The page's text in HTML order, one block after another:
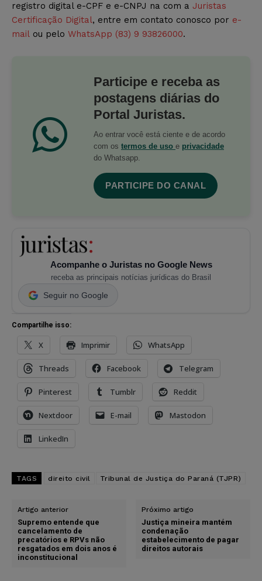
registro digital e-CPF e e-CNPJ na com a Juristas
Certificação Digital, entre em contato conosco por e-
mail ou pelo WhatsApp (83) 9 93826000.
Participe e receba as
postagens diárias do
Portal Juristas.
Ao entrar você está ciente e de acordo
com os termos de uso e privacidade
do Whatsapp.
PARTICIPE DO CANAL
Acompanhe o Juristas no Google News
receba as principais notícias jurídicas do Brasil
Seguir no Google
Compartilhe isso:
X Imprimir WhatsApp
Threads Facebook Telegram
Pinterest Tumblr Reddit
Nextdoor E-mail Mastodon
LinkedIn
TAGS direito civil Tribunal de Justiça do Paraná (TJPR)
Artigo anterior
Supremo entende que
cancelamento de
precatórios e RPVs não
resgatados em dois anos é
inconstitucional
Próximo artigo
Justiça mineira mantém
condenação
estabelecimento de pagar
direitos autorais